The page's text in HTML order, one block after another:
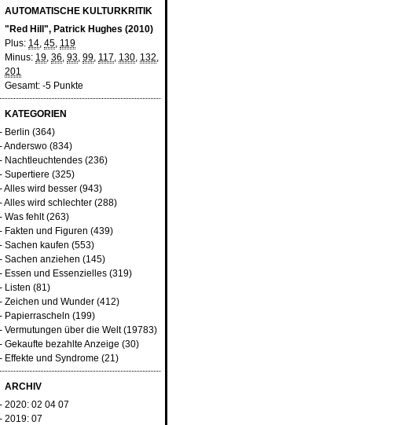
AUTOMATISCHE KULTURKRITIK
"Red Hill", Patrick Hughes (2010)
Plus: 14, 45, 119
Minus: 19, 36, 93, 99, 117, 130, 132,
201
Gesamt: -5 Punkte
KATEGORIEN
- Berlin (364)
-Anderswo(834)
- Nachtleuchtendes(236)
- Supertiere (325)
-Alles wird besser(943)
-Alles wird schlechter(288)
- Was fehlt(263)
- Fakten und Figuren (439)
- Sachen kaufen (553)
- Sachen anziehen (145)
- Essen und Essenzielles(319)
- Listen (81)
- Zeichen und Wunder(412)
- Papierrascheln (199)
- Vermutungen über die Welt(19783)
- Gekaufte bezahlte Anzeige (30)
- Effekte und Syndrome (21)
ARCHIV
- 2020: 02 04 07
- 2019: 07